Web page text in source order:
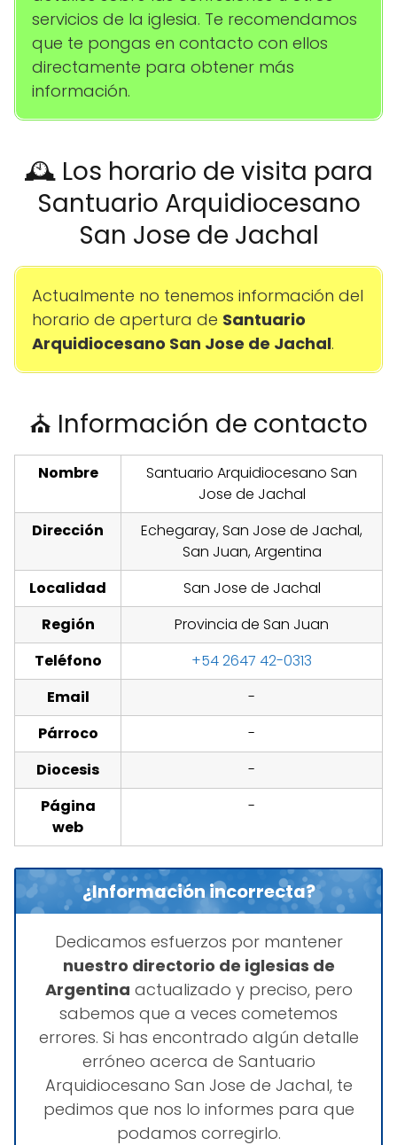
servicios de la iglesia. Te recomendamos
que te pongas en contacto con ellos
directamente para obtener más
información.
🕰️ Los horario de visita para
Santuario Arquidiocesano
San Jose de Jachal
Actualmente no tenemos información del
horario de apertura de Santuario
Arquidiocesano San Jose de Jachal.
⛪ Información de contacto
Nombre
Santuario Arquidiocesano San
Jose de Jachal
Dirección
Echegaray, San Jose de Jachal,
San Juan, Argentina
Localidad
San Jose de Jachal
Región
Provincia de San Juan
Teléfono
+54 2647 42-0313
Email
-
Párroco
-
Diocesis
-
Página
web
-
¿Información incorrecta?
Dedicamos esfuerzos por mantener
nuestro directorio de iglesias de
Argentina actualizado y preciso, pero
sabemos que a veces cometemos
errores. Si has encontrado algún detalle
erróneo acerca de Santuario
Arquidiocesano San Jose de Jachal, te
pedimos que nos lo informes para que
podamos corregirlo.